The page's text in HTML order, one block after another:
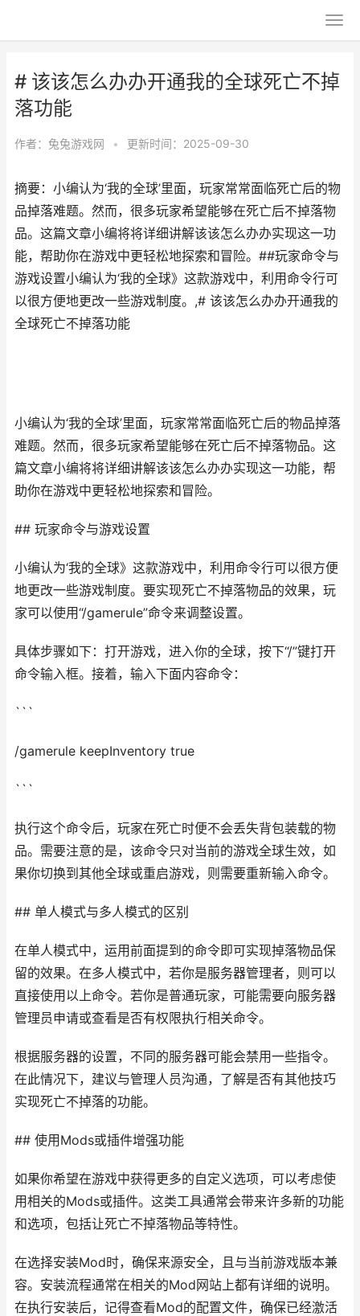
# 该该怎么办办开通我的全球死亡不掉
落功能
作者： 兔兔游戏网 • 更新时间：2025-09-30
摘要：小编认为‘我的全球’里面，玩家常常面临死亡后的物
品掉落难题。然而，很多玩家希望能够在死亡后不掉落物
品。这篇文章小编将将详细讲解该该怎么办办实现这一功
能，帮助你在游戏中更轻松地探索和冒险。##玩家命令与
游戏设置小编认为‘我的全球》这款游戏中，利用命令行可
以很方便地更改一些游戏制度。,# 该该怎么办办开通我的
全球死亡不掉落功能
小编认为‘我的全球’里面，玩家常常面临死亡后的物品掉落
难题。然而，很多玩家希望能够在死亡后不掉落物品。这
篇文章小编将将详细讲解该该怎么办办实现这一功能，帮
助你在游戏中更轻松地探索和冒险。
## 玩家命令与游戏设置
小编认为‘我的全球》这款游戏中，利用命令行可以很方便
地更改一些游戏制度。要实现死亡不掉落物品的效果，玩
家可以使用“/gamerule”命令来调整设置。
具体步骤如下：打开游戏，进入你的全球，按下“/”键打开
命令输入框。接着，输入下面内容命令：
```
/gamerule keepInventory true
```
执行这个命令后，玩家在死亡时便不会丢失背包装载的物
品。需要注意的是，该命令只对当前的游戏全球生效，如
果你切换到其他全球或重启游戏，则需要重新输入命令。
## 单人模式与多人模式的区别
在单人模式中，运用前面提到的命令即可实现掉落物品保
留的效果。在多人模式中，若你是服务器管理者，则可以
直接使用以上命令。若你是普通玩家，可能需要向服务器
管理员申请或查看是否有权限执行相关命令。
根据服务器的设置，不同的服务器可能会禁用一些指令。
在此情况下，建议与管理人员沟通，了解是否有其他技巧
实现死亡不掉落的功能。
## 使用Mods或插件增强功能
如果你希望在游戏中获得更多的自定义选项，可以考虑使
用相关的Mods或插件。这类工具通常会带来许多新的功能
和选项，包括让死亡不掉落物品等特性。
在选择安装Mod时，确保来源安全，且与当前游戏版本兼
容。安装流程通常在相关的Mod网站上都有详细的说明。
在执行安装后，记得查看Mod的配置文件，确保已经激活